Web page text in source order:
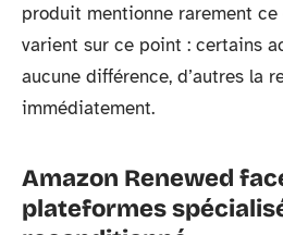
produit mentionne rarement
varient sur ce point : certains
aucune différence, d’autres la
immédiatement.
Amazon Renewed
plateformes